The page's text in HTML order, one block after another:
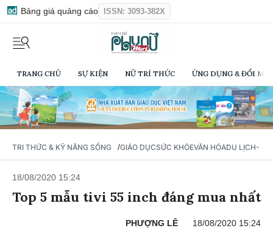
Bảng giá quảng cáo ISSN: 3093-382X
TRANG CHỦ SỰ KIỆN NỮ TRÍ THỨC ỨNG DỤNG & ĐỔI
TRI THỨC & KỸ NĂNG SỐNG /GIÁO DỤCSỨC KHỎEVĂN HÓADU LỊCH-
18/08/2020 15:24
Top 5 mẫu tivi 55 inch đáng mua nhất
PHƯỢNG LÊ 18/08/2020 15:24